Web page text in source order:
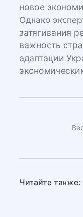
новое
Однако
затягивания
важность
адаптации
Читайте также: